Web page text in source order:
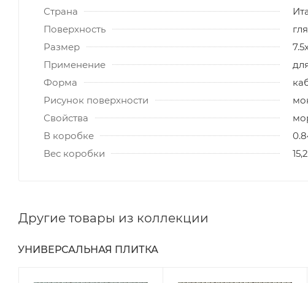
Страна
Поверхность
Размер
Применение
Форма
Рисунок поверхности
Свойства
В коробке
Вес коробки
Другие товары из коллекции
УНИВЕРСАЛЬНАЯ ПЛИТКА